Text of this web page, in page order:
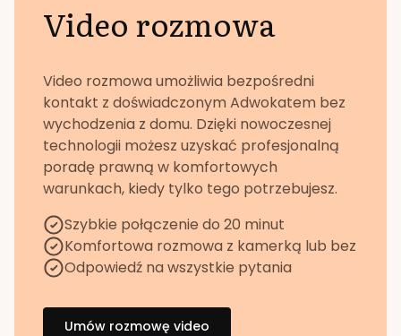
Video rozmowa
Video rozmowa umożliwia bezpośredni
kontakt z doświadczonym Adwokatem bez
wychodzenia z domu. Dzięki nowoczesnej
technologii możesz uzyskać profesjonalną
poradę prawną w komfortowych
warunkach, kiedy tylko tego potrzebujesz.
Szybkie połączenie do 20 minut
Komfortowa rozmowa z kamerką lub bez
Odpowiedź na wszystkie pytania
Umów rozmowę video